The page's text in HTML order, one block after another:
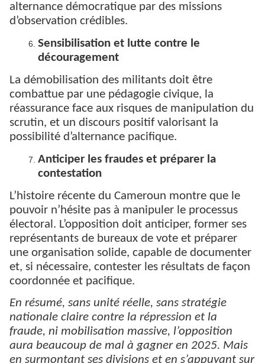
alternance démocratique par des missions
d’observation crédibles.
Sensibilisation et lutte contre le
découragement
La démobilisation des militants doit être
combattue par une pédagogie civique, la
réassurance face aux risques de manipulation du
scrutin, et un discours positif valorisant la
possibilité d’alternance pacifique.
Anticiper les fraudes et préparer la
contestation
L’histoire récente du Cameroun montre que le
pouvoir n’hésite pas à manipuler le processus
électoral. L’opposition doit anticiper, former ses
représentants de bureaux de vote et préparer
une organisation solide, capable de documenter
et, si nécessaire, contester les résultats de façon
coordonnée et pacifique.
En résumé, sans unité réelle, sans stratégie
nationale claire contre la répression et la
fraude, ni mobilisation massive, l’opposition
aura beaucoup de mal à gagner en 2025. Mais
en surmontant ses divisions et en s’appuyant sur